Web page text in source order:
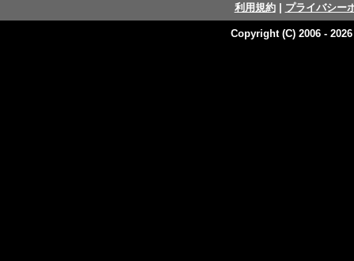
利用規約| プライバシー
Copyright (C) 2006 -